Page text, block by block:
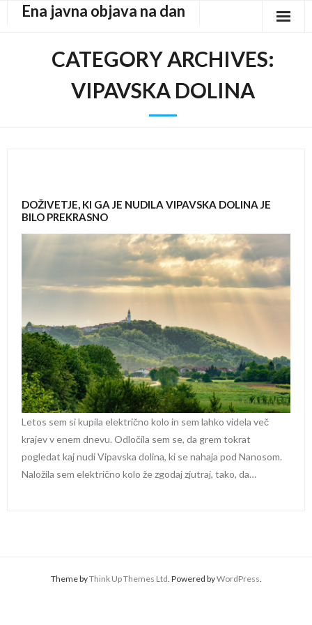
Ena javna objava na dan
CATEGORY ARCHIVES:
VIPAVSKA DOLINA
DOŽIVETJE, KI GA JE NUDILA VIPAVSKA DOLINA JE
BILO PREKRASNO
Letos sem si kupila električno kolo in sem lahko videla več
krajev v enem dnevu. Odločila sem se, da grem tokrat
pogledat kaj nudi Vipavska dolina, ki se nahaja pod Nanosom.
Naložila sem električno kolo že zgodaj zjutraj, tako, da…
Theme byThink Up Themes Ltd. Powered byWordPress.